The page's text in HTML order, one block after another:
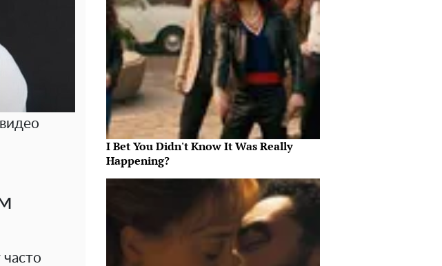
I Bet You Didn't Know It Was Really
Happening?